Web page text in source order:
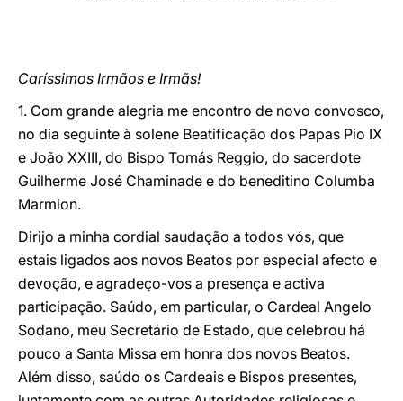
Caríssimos Irmãos e Irmãs!
1. Com grande alegria me encontro de novo convosco,
no dia seguinte à solene Beatificação dos Papas Pio IX
e João XXIII, do Bispo Tomás Reggio, do sacerdote
Guilherme José Chaminade e do beneditino Columba
Marmion.
Dirijo a minha cordial saudação a todos vós, que
estais ligados aos novos Beatos por especial afecto e
devoção, e agradeço-vos a presença e activa
participação. Saúdo, em particular, o Cardeal Angelo
Sodano, meu Secretário de Estado, que celebrou há
pouco a Santa Missa em honra dos novos Beatos.
Além disso, saúdo os Cardeais e Bispos presentes,